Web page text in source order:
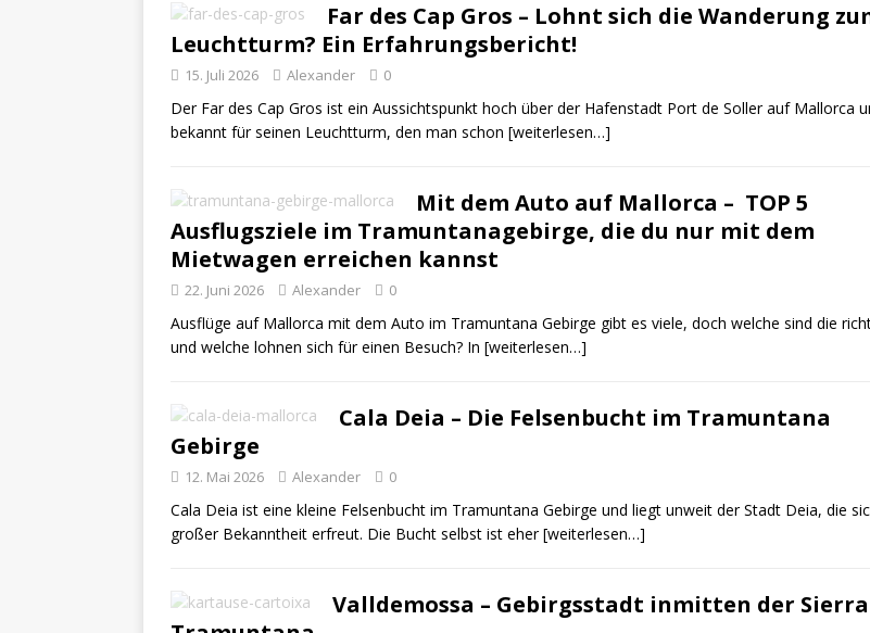
Far des Cap Gros – Lohnt sich die Wanderung
Leuchtturm? Ein Erfahrungsbericht!
15. Juli 2026 Alexander 0
Der Far des Cap Gros ist ein Aussichtspunkt hoch über der Hafenstadt Port de Soller auf Mallorca
bekannt für seinen Leuchtturm, den man schon [weiterlesen…]
Mit dem Auto auf Mallorca – TOP 5
Ausflugsziele im Tramuntanagebirge, die du nur mit dem
Mietwagen erreichen kannst
22. Juni 2026 Alexander 0
Ausflüge auf Mallorca mit dem Auto im Tramuntana Gebirge gibt es viele, doch welche sind die
und welche lohnen sich für einen Besuch? In [weiterlesen…]
Cala Deia – Die Felsenbucht im Tramuntana
Gebirge
12. Mai 2026 Alexander 0
Cala Deia ist eine kleine Felsenbucht im Tramuntana Gebirge und liegt unweit der Stadt Deia, die
großer Bekanntheit erfreut. Die Bucht selbst ist eher[weiterlesen…]
Valldemossa – Gebirgsstadt inmitten der